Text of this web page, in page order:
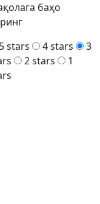
баҳо
5 stars
4 stars
3
2 stars
1